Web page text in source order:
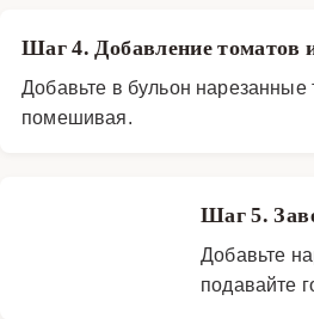
Шаг 4. Добавление томатов
Добавьте в бульон
помешивая.
Шаг 5.
Добавьте
подавайте